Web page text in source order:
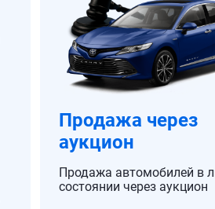
Продажа через
аукцион
Продажа автомобилей в
состоянии через аукцион